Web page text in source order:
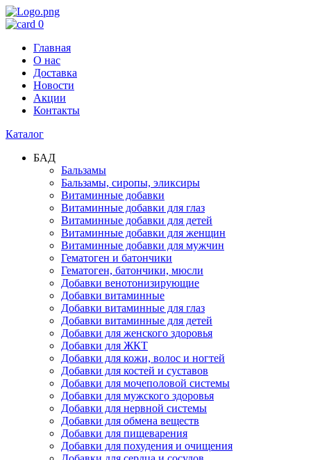
0
Главная
О нас
Доставка
Новости
Акции
Контакты
Каталог
БАД
Бальзамы
Бальзамы, сиропы, эликсиры
Витаминные добавки
Витаминные добавки для глаз
Витаминные добавки для детей
Витаминные добавки для женщин
Витаминные добавки для мужчин
Гематоген и батончики
Гематоген, батончики, мюсли
Добавки венотонизирующие
Добавки витаминные
Добавки витаминные для глаз
Добавки витаминные для детей
Добавки для женского здоровья
Добавки для ЖКТ
Добавки для кожи, волос и ногтей
Добавки для костей и суставов
Добавки для мочеполовой системы
Добавки для мужского здоровья
Добавки для нервной системы
Добавки для обмена веществ
Добавки для пищеварения
Добавки для похудения и очищения